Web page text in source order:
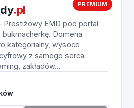
PREMIUM
.pl
Prestiżowy EMD pod portal
bukmacherkę. Domena
kategorialny, wysoce
z samego serca
zakładów...